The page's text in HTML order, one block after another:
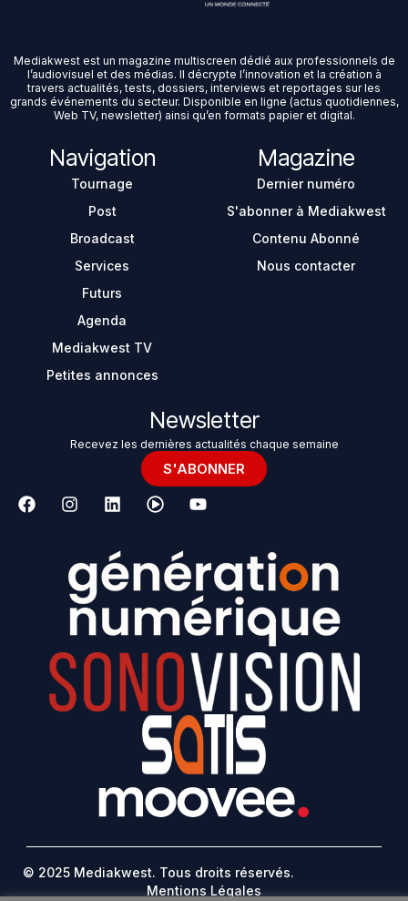
Mediakwest est un magazine multiscreen dédié aux professionnels de
l’audiovisuel et des médias. Il décrypte l’innovation et la création à
travers actualités, tests, dossiers, interviews et reportages sur les
grands événements du secteur. Disponible en ligne (actus quotidiennes,
Web TV, newsletter) ainsi qu’en formats papier et digital.
Navigation
Tournage
Post
Broadcast
Services
Futurs
Agenda
Mediakwest TV
Petites annonces
Magazine
Dernier numéro
S'abonner à Mediakwest
Contenu Abonné
Nous contacter
Newsletter
Recevez les dernières actualités chaque semaine
S'ABONNER
© 2025 Mediakwest. Tous droits réservés.
Mentions Légales